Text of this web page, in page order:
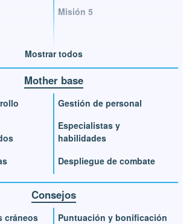
Misión 5
Mostrar todos
Mother base
Gestión de personal
Especialistas y
habilidades
Despliegue de combate
Consejos
cráneos
Puntuación y bonificación